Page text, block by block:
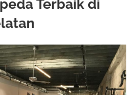
Terbaik di